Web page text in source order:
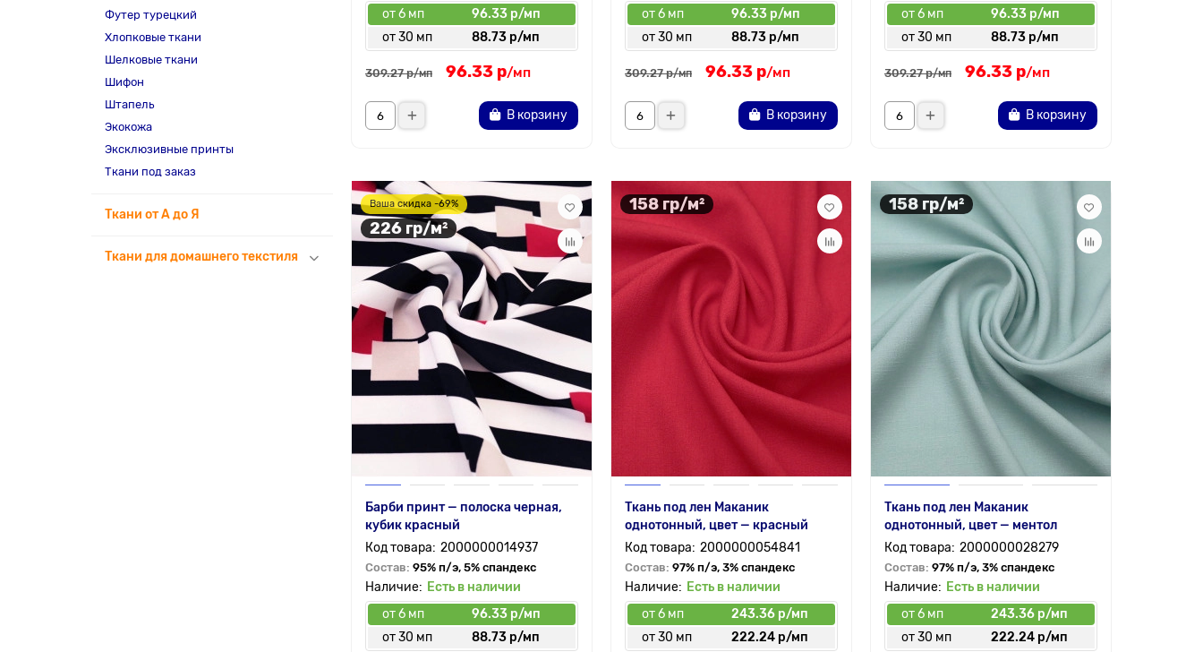
Футер турецкий
Хлопковые ткани
Шелковые ткани
Шифон
Штапель
Экокожа
Эксклюзивные принты
Ткани под заказ
Ткани от А до Я
Ткани для домашнего текстиля
от 6 мп
96.33 р/мп
от 30 мп
88.73 р/мп
309.27 р/мп 96.33 р/мп
В корзину
от 6 мп
96.33 р/мп
от 30 мп
88.73 р/мп
309.27 р/мп 96.33 р/мп
В корзину
от 6 мп
96.33 р/мп
от 30 мп
88.73 р/мп
309.27 р/мп 96.33 р/мп
В корзину
Ваша скидка -69%
226 гр/м²
Барби принт — полоска черная,
кубик красный
2000000014937
Состав: 95% п/э, 5% спандекс
Есть в наличии
от 6 мп
96.33 р/мп
от 30 мп
88.73 р/мп
158 гр/м²
Ткань под лен Маканик
однотонный, цвет — красный
2000000054841
Состав: 97% п/э, 3% спандекс
Есть в наличии
от 6 мп
243.36 р/мп
от 30 мп
222.24 р/мп
158 гр/м²
Ткань под лен Маканик
однотонный, цвет — ментол
2000000028279
Состав: 97% п/э, 3% спандекс
Есть в наличии
от 6 мп
243.36 р/мп
от 30 мп
222.24 р/мп